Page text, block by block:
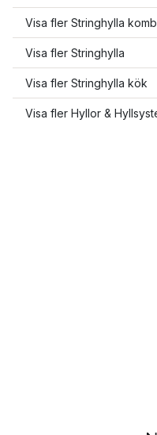
Visa fler Stringhylla
Visa fler Stringhylla
Visa fler Stringhylla kök
Visa fler Hyllor &